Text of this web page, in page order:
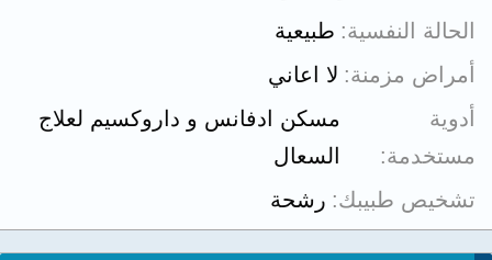
الحالة النفسية طبيعية
أمراض مزمنة لا اعاني
أدوية
مستخدمة
مسكن ادفانس و داروكسيم لعلاج
السعال
تشخيص طبيبك رشحة